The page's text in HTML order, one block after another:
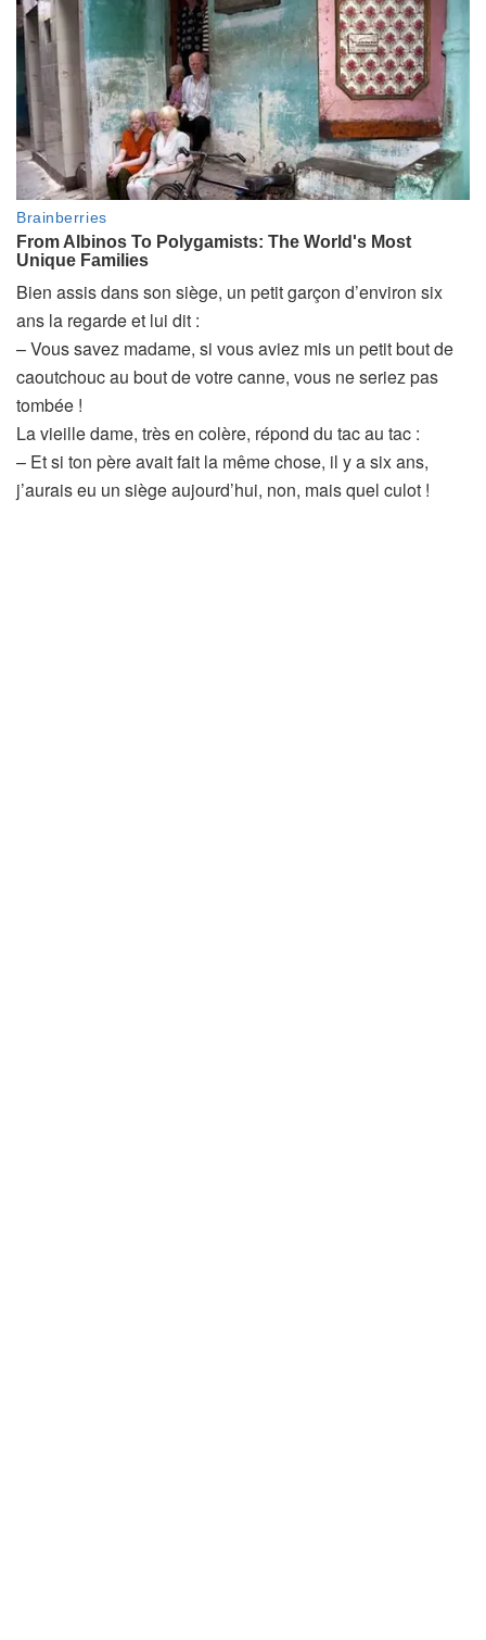
Bien assis dans son siège, un petit garçon d’environ six
ans la regarde et lui dit :
– Vous savez madame, si vous aviez mis un petit bout de
caoutchouc au bout de votre canne, vous ne seriez pas
tombée !
La vieille dame, très en colère, répond du tac au tac :
– Et si ton père avait fait la même chose, il y a six ans,
j’aurais eu un siège aujourd’hui, non, mais quel culot !